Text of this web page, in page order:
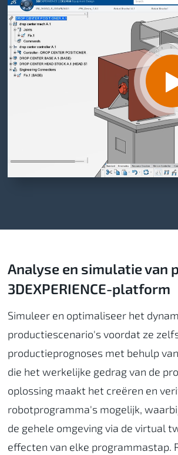
Analyse en simulatie van
3DEXPERIENCE-platform
Simuleer en optimaliseer het
productiescenario's voordat ze
productieprognoses met behulp
die het werkelijke gedrag van de
oplossing maakt het creëren en
robotprogramma's mogelijk,
de gehele omgeving via de virtual
effecten van elke programmastap.